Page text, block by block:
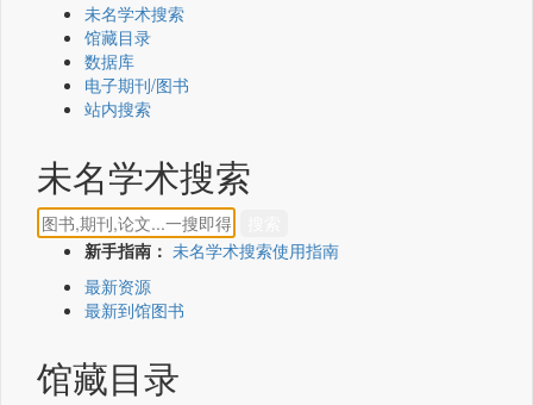
未名学术搜索
馆藏目录
数据库
电子期刊/图书
站内搜索
未名学术搜索
新手指南： 未名学术搜索使用指南
最新资源
最新到馆图书
馆藏目录